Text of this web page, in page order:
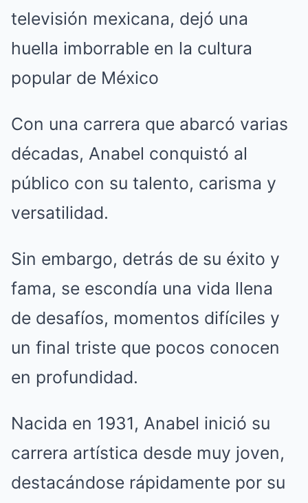
televisión mexicana, dejó una
huella imborrable en la cultura
popular de México
Con una carrera que abarcó varias
décadas, Anabel conquistó al
público con su talento, carisma y
versatilidad.
Sin embargo, detrás de su éxito y
fama, se escondía una vida llena
de desafíos, momentos difíciles y
un final triste que pocos conocen
en profundidad.
Nacida en 1931, Anabel inició su
carrera artística desde muy joven,
destacándose rápidamente por su